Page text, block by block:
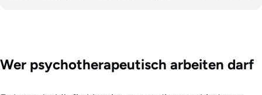
Wer psychotherapeutisch arbeiten darf